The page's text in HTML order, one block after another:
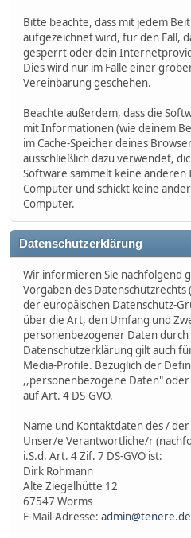
Bitte beachte, dass mit jedem
aufgezeichnet wird, für den Fall,
gesperrt oder dein
Dies wird nur im Falle einer
Vereinbarung geschehen.
Beachte außerdem, dass die
mit Informationen (wie deinem
im Cache-Speicher deines
ausschließlich dazu verwendet,
Software sammelt keine
Computer und schickt keine
Computer.
Datenschutzerklärung
Wir informieren Sie nachfolgend
Vorgaben des Datenschutzrechts
der europäischen Datenschutz-
über die Art, den Umfang und
personenbezogener Daten
Datenschutzerklärung gilt auch
Media-Profile. Bezüglich der
,,personenbezogene Daten"
auf Art. 4 DS-GVO.
Name und Kontaktdaten des /
Unser/e Verantwortliche/r
i.S.d. Art. 4 Zif. 7 DS-GVO ist:
Dirk Rohmann
Alte Ziegelhütte 12
67547 Worms
E-Mail-Adresse: admin@tenere.de